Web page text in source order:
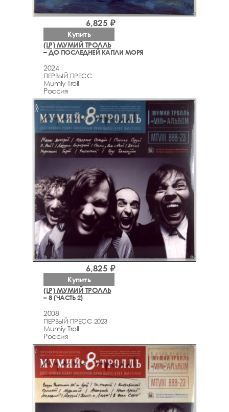
(LP) МУМИЙ ТРОЛЛЬ
– ДО ПОСЛЕДНЕЙ КАПЛИ МОРЯ
2024
ПЕРВЫЙ ПРЕСС
Mumiy Troll
Россия
6,825 ₽
Купить
(LP) МУМИЙ ТРОЛЛЬ
– 8 (ЧАСТЬ 2)
2008
ПЕРВЫЙ ПРЕСС 2023
Mumiy Troll
Россия
6,825 ₽
Купить